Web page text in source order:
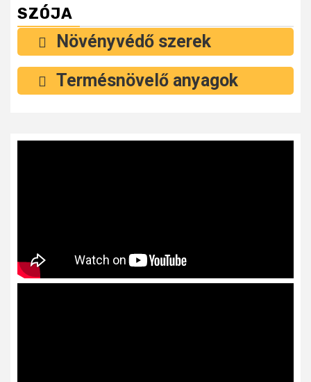
SZÓJA
Növényvédő szerek
Termésnövelő anyagok